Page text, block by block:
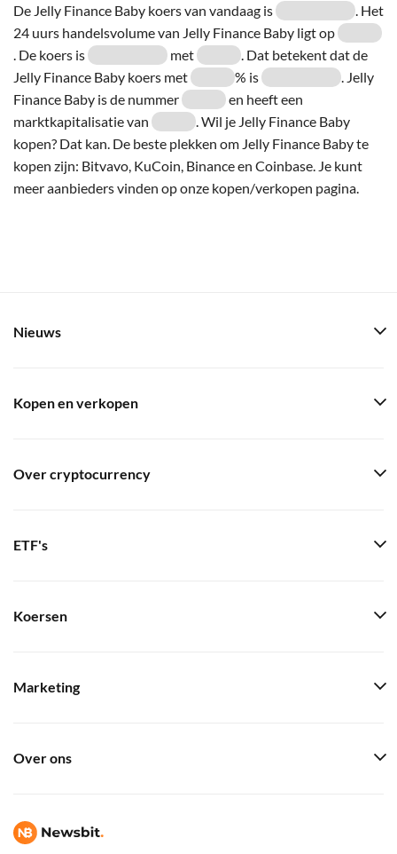
De Jelly Finance Baby koers van vandaag is
. Het
24 uurs handelsvolume van Jelly Finance Baby ligt op
. De koers is
met
. Dat betekent dat de
Jelly Finance Baby koers met
% is
. Jelly
Finance Baby is de nummer
en heeft een
marktkapitalisatie van
. Wil je Jelly Finance Baby
kopen? Dat kan. De beste plekken om Jelly Finance Baby te
kopen zijn: Bitvavo, KuCoin, Binance en Coinbase. Je kunt
meer aanbieders vinden op onze kopen/verkopen pagina.
Nieuws
Kopen en verkopen
Over cryptocurrency
ETF's
Koersen
Marketing
Over ons